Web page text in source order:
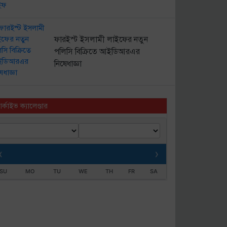
ফারইস্ট ইসলামী লাইফের নতুন
পলিসি বিক্রিতে আইডিআরএর
নিষেধাজ্ঞা
ক্যালেণ্ডার
›
MO TU WE TH FR SA